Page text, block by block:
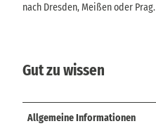
nach Dresden, Meißen oder Prag.
Gut zu wissen
Allgemeine Informationen